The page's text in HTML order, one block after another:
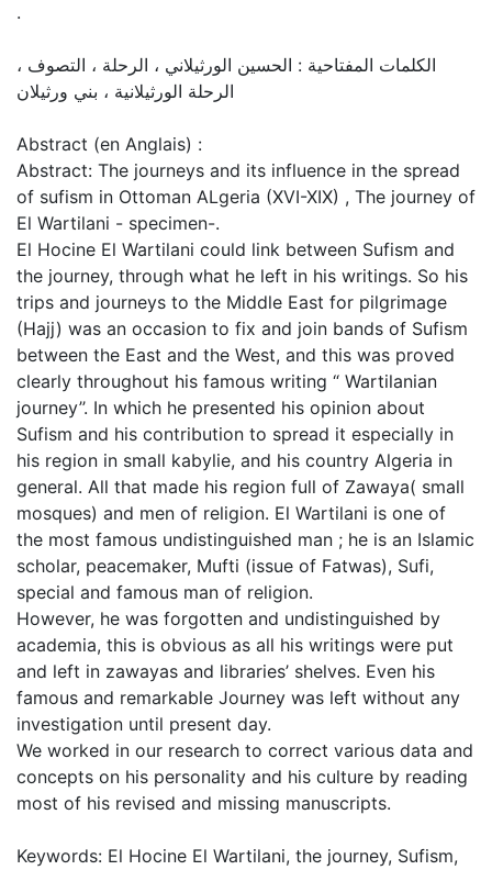
.
الكلمات المفتاحية : الحسين الورثيلاني ، الرحلة ، التصوف ،
الرحلة الورثيلانية ، بني ورثيلان
Abstract (en Anglais) :
Abstract: The journeys and its influence in the spread
of sufism in Ottoman ALgeria (XVI-XIX) , The journey of
El Wartilani - specimen-.
El Hocine El Wartilani could link between Sufism and
the journey, through what he left in his writings. So his
trips and journeys to the Middle East for pilgrimage
(Hajj) was an occasion to fix and join bands of Sufism
between the East and the West, and this was proved
clearly throughout his famous writing “ Wartilanian
journey’’. In which he presented his opinion about
Sufism and his contribution to spread it especially in
his region in small kabylie, and his country Algeria in
general. All that made his region full of Zawaya( small
mosques) and men of religion. El Wartilani is one of
the most famous undistinguished man ; he is an Islamic
scholar, peacemaker, Mufti (issue of Fatwas), Sufi,
special and famous man of religion.
However, he was forgotten and undistinguished by
academia, this is obvious as all his writings were put
and left in zawayas and libraries’ shelves. Even his
famous and remarkable Journey was left without any
investigation until present day.
We worked in our research to correct various data and
concepts on his personality and his culture by reading
most of his revised and missing manuscripts.
Keywords: El Hocine El Wartilani, the journey, Sufism,